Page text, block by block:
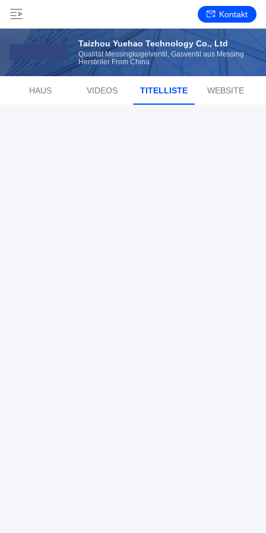
Kontakt
Taizhou Yuehao Technology Co., Ltd
Qualität Messingkugelventil, Gasventil aus Messing
Hersteller From China
HAUS VIDEOS TITELLISTE WEBSITE